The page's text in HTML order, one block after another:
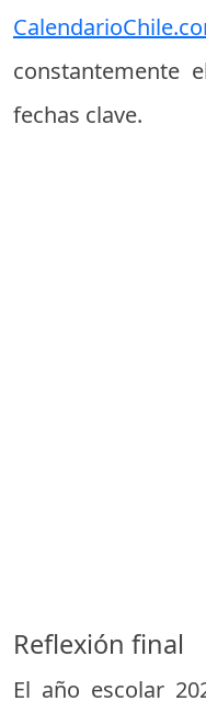
constantemente
fechas clave.
Reflexión final
El año escolar